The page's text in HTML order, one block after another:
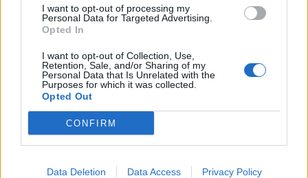
I want to opt-out of processing my
Personal Data for Targeted Advertising.
Opted In
I want to opt-out of Collection, Use,
Retention, Sale, and/or Sharing of my
Personal Data that Is Unrelated with the
Purposes for which it was collected.
Opted Out
CONFIRM
Data Deletion Data Access Privacy Policy
CAPRI — «Chi ha studiato il
marxismo e il leninismo
difficilmente farà le giuste
riforme per il Paese» ...